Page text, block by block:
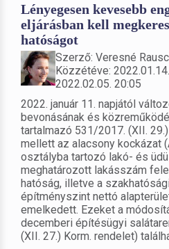
Lényegesen kevesebb
eljárásban kell
hatóságot
Szerző: Veresné
Közzétéve:
2022.02.05. 20:05
2022. január 11. napjától
bevonásának és
tartalmazó 531/2017. (XII.
mellett az alacsony kockázat
osztályba tartozó lakó- és
meghatározott lakásszám
hatóság, illetve a
építményszint nettó
emelkedett. Ezeket a
decemberi építésügyi
(XII. 27.) Korm. rendelet)